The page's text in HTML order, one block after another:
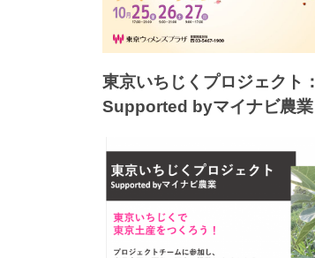
東京いちじくプロジェクト：
Supported byマイナビ農業